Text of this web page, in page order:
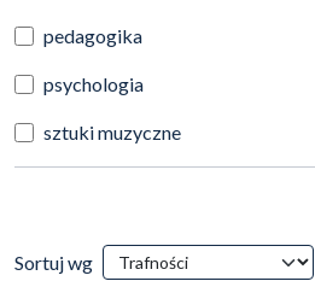
pedagogika
psychologia
sztuki muzyczne
Wyniki wyszukiwania
Sortuj wg
(automatyczne przeładowanie treści)